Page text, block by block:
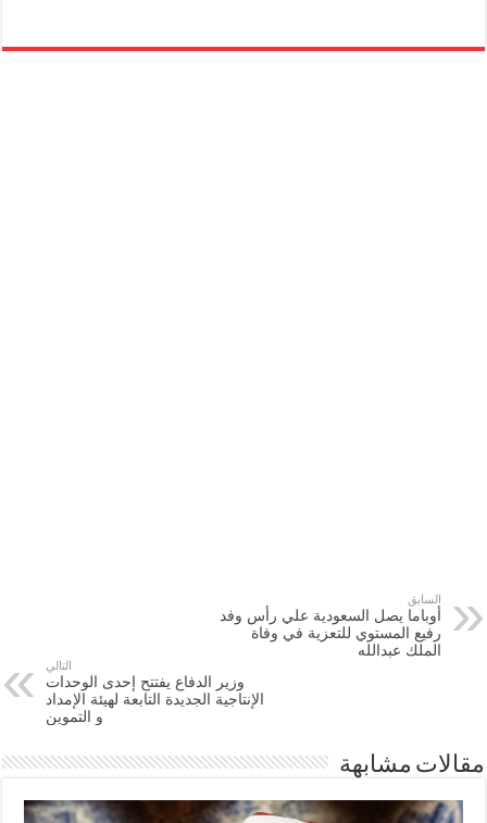
السابق
أوباما يصل السعودية علي رأس وفد
رفيع المستوي للتعزية في وفاة
الملك عبدالله
التالي
وزير الدفاع يفتتح إحدى الوحدات
الإنتاجية الجديدة التابعة لهيئة الإمداد
و التموين
مقالات مشابهة